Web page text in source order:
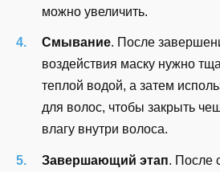
можно увеличить.
Смывание. После
воздействия маску нужно
теплой водой, а затем
для волос, чтобы закрыть
влагу внутри волоса.
Завершающий этап. После